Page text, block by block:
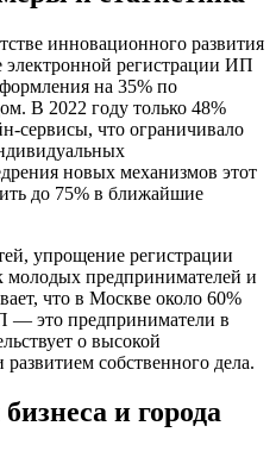
инновационного развития
электронной регистрации ИП
на 35% по
В 2022 году только 48%
сервисы, что ограничивало
новых механизмов этот
до 75% в ближайшие
упрощение регистрации
молодых предпринимателей и
что в Москве около 60%
— это предприниматели в
о высокой
собственного дела.
и города